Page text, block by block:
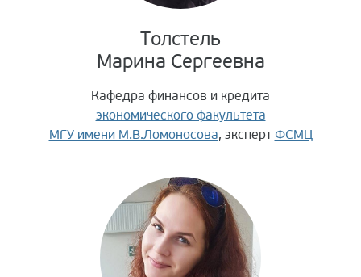
Толстель
Марина Сергеевна
Кафедра финансов и кредита
экономического факультета
МГУ имени М.В.Ломоносова, эксперт ФСМЦ